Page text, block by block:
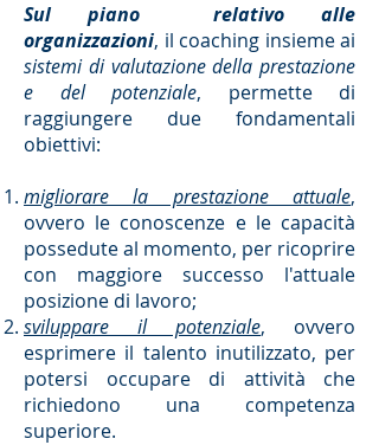
Sul piano relativo alle
organizzazioni, il coaching insieme ai
sistemi di valutazione della prestazione
e del potenziale, permette di
raggiungere due fondamentali
obiettivi:
migliorare la prestazione attuale,
ovvero le conoscenze e le capacità
possedute al momento, per ricoprire
con maggiore successo l'attuale
posizione di lavoro;
sviluppare il potenziale, ovvero
esprimere il talento inutilizzato, per
potersi occupare di attività che
richiedono una competenza
superiore.